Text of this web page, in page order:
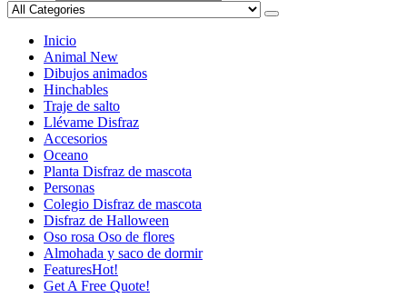
Inicio
Animal New
Dibujos animados
Hinchables
Traje de salto
Llévame Disfraz
Accesorios
Oceano
Planta Disfraz de mascota
Personas
Colegio Disfraz de mascota
Disfraz de Halloween
Oso rosa Oso de flores
Almohada y saco de dormir
FeaturesHot!
Get A Free Quote!